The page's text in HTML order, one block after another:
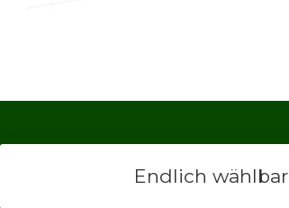
Endlich wählbar